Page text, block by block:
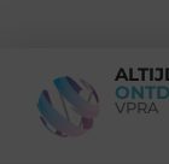
VPRA